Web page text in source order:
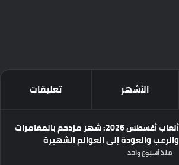
الأشهر تعليقات
ألعاب أغسطس 2026: شهر مزدحم بالمغامرات
والرعب والعودة إلى العوالم الشهيرة
منذ أسبوع واحد